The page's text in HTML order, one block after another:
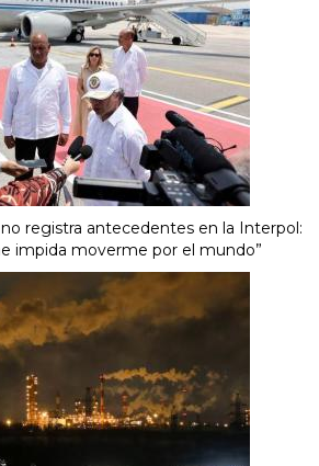
registra antecedentes en la Interpol:
impida moverme por el mundo”